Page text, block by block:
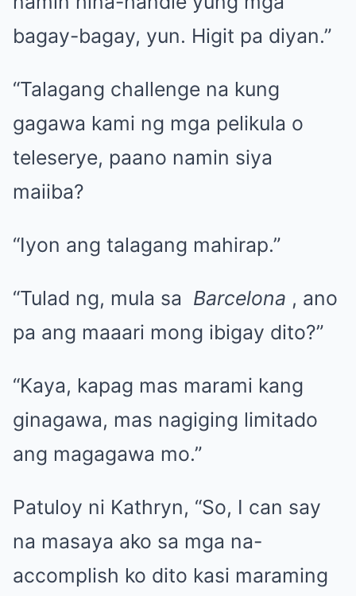
bagay-bagay, yun. Higit pa diyan.”
“Talagang challenge na kung
gagawa kami ng mga pelikula o
teleserye, paano namin siya
maiiba?
“Iyon ang talagang mahirap.”
“Tulad ng, mula sa Barcelona , ​​ano
pa ang maaari mong ibigay dito?”
“Kaya, kapag mas marami kang
ginagawa, mas nagiging limitado
ang magagawa mo.”
Patuloy ni Kathryn, “So, I can say
na masaya ako sa mga na-
accomplish ko dito kasi maraming